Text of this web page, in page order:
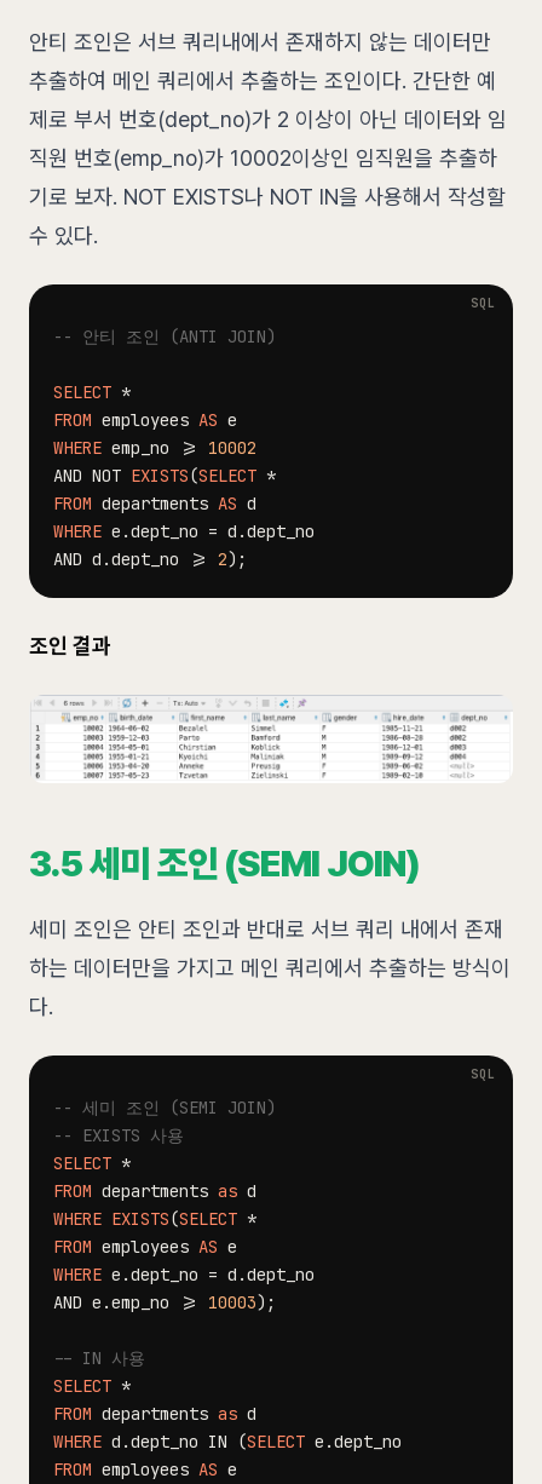
안티 조인은 서브 쿼리내에서 존재하지 않는 데이터만
추출하여 메인 쿼리에서 추출하는 조인이다. 간단한 예
제로 부서 번호(dept_no)가 2 이상이 아닌 데이터와 임
직원 번호(emp_no)가 10002이상인 임직원을 추출하
기로 보자. NOT EXISTS나 NOT IN을 사용해서 작성할
수 있다.
-- 안티 조인 (ANTI JOIN)
SELECT *
FROM employees AS
WHERE emp_no >=
10002
AND NOT EXISTS(SELECT *
FROM departments AS
WHERE e .dept_no = d .
AND d .dept_no >= 2) ;
조인 결과
3.5 세미 조인 (SEMI JOIN)
세미 조인은 안티 조인과 반대로 서브 쿼리 내에서 존재
하는 데이터만을 가지고 메인 쿼리에서 추출하는 방식이
다.
-- 세미 조인 (SEMI JOIN)
-- EXISTS 사용
SELECT *
FROM departments as
WHERE EXISTS(SELECT *
FROM employees AS
WHERE e .dept_no = d .
AND e .emp_no >= 10003) ;
-- IN 사용
SELECT *
FROM departments as
WHERE d .dept_no IN (SELECT e .
FROM employees AS